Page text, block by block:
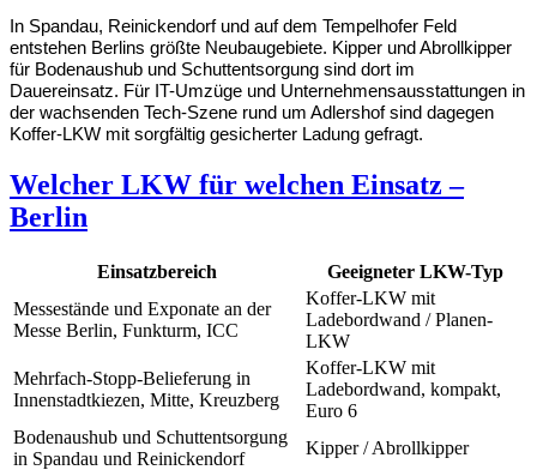
In Spandau, Reinickendorf und auf dem Tempelhofer Feld
entstehen Berlins größte Neubaugebiete. Kipper und Abrollkipper
für Bodenaushub und Schuttentsorgung sind dort im
Dauereinsatz. Für IT-Umzüge und Unternehmensausstattungen in
der wachsenden Tech-Szene rund um Adlershof sind dagegen
Koffer-LKW mit sorgfältig gesicherter Ladung gefragt.
Welcher LKW für welchen Einsatz –
Berlin
Einsatzbereich
Geeigneter LKW-Typ
Messestände und Exponate an der
Messe Berlin, Funkturm, ICC
Koffer-LKW mit
Ladebordwand / Planen-
LKW
Mehrfach-Stopp-Belieferung in
Innenstadtkiezen, Mitte, Kreuzberg
Koffer-LKW mit
Ladebordwand, kompakt,
Euro 6
Bodenaushub und Schuttentsorgung
in Spandau und Reinickendorf
Kipper / Abrollkipper